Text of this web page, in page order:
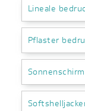
Lineale
Pflaster